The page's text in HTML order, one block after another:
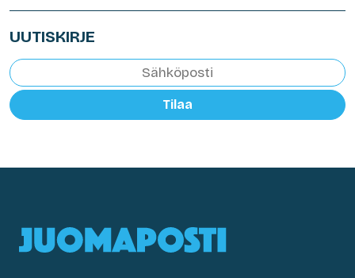
UUTISKIRJE
Tilaa